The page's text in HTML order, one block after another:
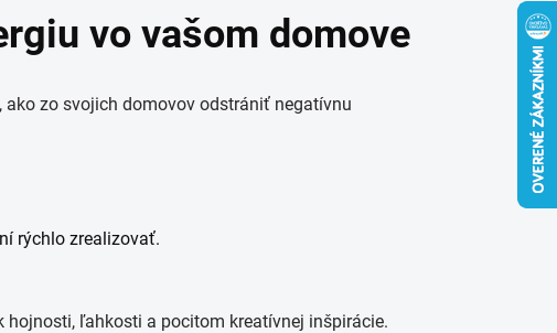
vo vašom domove
zo svojich domovov odstrániť negatívnu
rýchlo zrealizovať.
hojnosti, ľahkosti a pocitom kreatívnej inšpirácie.